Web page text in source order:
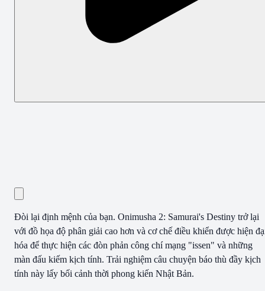
Đòi lại định mệnh của bạn. Onimusha 2: Samurai's Destiny trở lại
với đồ họa độ phân giải cao hơn và cơ chế điều khiển được hiện
hóa để thực hiện các đòn phản công chí mạng "issen" và những
màn đấu kiếm kịch tính. Trải nghiệm câu chuyện báo thù đầy kịch
tính này lấy bối cảnh thời phong kiến Nhật Bản.